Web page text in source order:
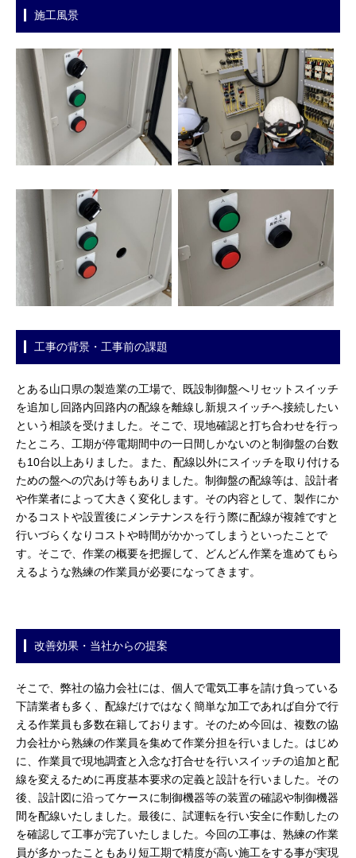
施工風景
工事の背景・工事前の課題
とある山口県の製造業の工場で、既設制御盤へリセットスイッチ
を追加し回路内回路内の配線を離線し新規スイッチへ接続したい
という相談を受けました。そこで、現地確認と打ち合わせを行っ
たところ、工期が停電期間中の一日間しかないのと制御盤の台数
も10台以上ありました。また、配線以外にスイッチを取り付ける
ための盤への穴あけ等もありました。制御盤の配線等は、設計者
や作業者によって大きく変化します。その内容として、製作にか
かるコストや設置後にメンテナンスを行う際に配線が複雑ですと
行いづらくなりコストや時間がかかってしまうといったことで
す。そこで、作業の概要を把握して、どんどん作業を進めてもら
えるような熟練の作業員が必要になってきます。
改善効果・当社からの提案
そこで、弊社の協力会社には、個人で電気工事を請け負っている
下請業者も多く、配線だけではなく簡単な加工であれば自分で行
える作業員も多数在籍しております。そのため今回は、複数の協
力会社から熟練の作業員を集めて作業分担を行いました。はじめ
に、作業員で現地調査と入念な打合せを行いスイッチの追加と配
線を変えるために再度基本要求の定義と設計を行いました。その
後、設計図に沿ってケースに制御機器等の装置の確認や制御機器
間を配線いたしました。最後に、試運転を行い安全に作動したの
を確認して工事が完了いたしました。今回の工事は、熟練の作業
員が多かったこともあり短工期で精度が高い施工をする事が実現